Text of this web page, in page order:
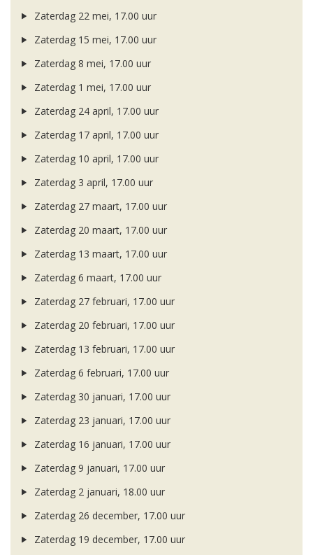
Zaterdag 22 mei, 17.00 uur
Zaterdag 15 mei, 17.00 uur
Zaterdag 8 mei, 17.00 uur
Zaterdag 1 mei, 17.00 uur
Zaterdag 24 april, 17.00 uur
Zaterdag 17 april, 17.00 uur
Zaterdag 10 april, 17.00 uur
Zaterdag 3 april, 17.00 uur
Zaterdag 27 maart, 17.00 uur
Zaterdag 20 maart, 17.00 uur
Zaterdag 13 maart, 17.00 uur
Zaterdag 6 maart, 17.00 uur
Zaterdag 27 februari, 17.00 uur
Zaterdag 20 februari, 17.00 uur
Zaterdag 13 februari, 17.00 uur
Zaterdag 6 februari, 17.00 uur
Zaterdag 30 januari, 17.00 uur
Zaterdag 23 januari, 17.00 uur
Zaterdag 16 januari, 17.00 uur
Zaterdag 9 januari, 17.00 uur
Zaterdag 2 januari, 18.00 uur
Zaterdag 26 december, 17.00 uur
Zaterdag 19 december, 17.00 uur